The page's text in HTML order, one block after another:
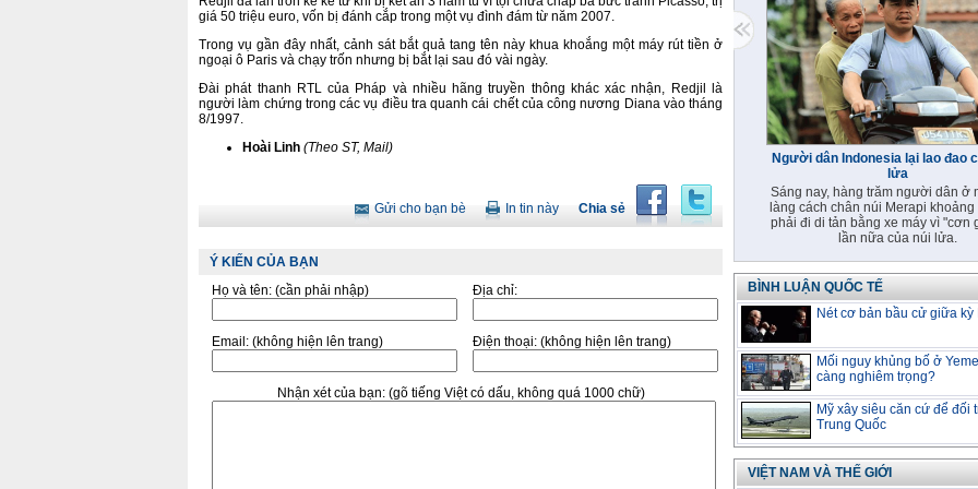
giá 50 triệu euro, vốn bị đánh cắp trong một vụ đình đám từ năm 2007.
Trong vụ gần đây nhất, cảnh sát bắt quả tang tên này khua khoắng một máy rút tiền ở
ngoại ô Paris và chạy trốn nhưng bị bắt lại sau đó vài ngày.
Đài phát thanh RTL của Pháp và nhiều hãng truyền thông khác xác nhận, Redjil là
người làm chứng trong các vụ điều tra quanh cái chết của công nương Diana vào tháng
8/1997.
Hoài Linh (Theo ST, Mail)
Chia sẻ
In tin này
Gửi cho bạn bè
Ý KIẾN CỦA BẠN
Họ và tên: (cần phải nhập) Địa chỉ:
Email: (không hiện lên trang) Điện thoại: (không hiện lên trang)
Nhận xét của bạn: (gõ tiếng Việt có dấu, không quá 1000 chữ)
Người dân Indonesia lại lao đao
lửa
Sáng nay, hàng trăm người dân ở
làng cách chân núi Merapi khoảng
phải đi di tản bằng xe máy vì "cơn
lần nữa của núi lửa.
BÌNH LUẬN QUỐC TẾ
Nét cơ bản bầu cử giữa kỳ
Mối nguy khủng bố ở
càng nghiêm trọng?
Mỹ xây siêu căn cứ để đối
Trung Quốc
VIỆT NAM VÀ THẾ GIỚI